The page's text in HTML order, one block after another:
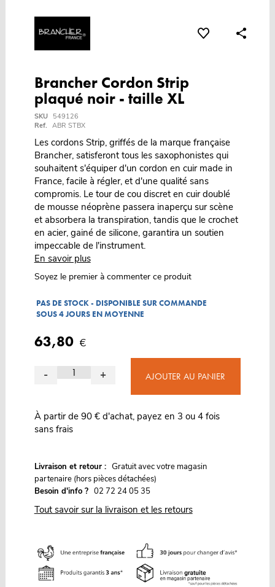
Brancher Cordon Strip
plaqué noir - taille XL
SKU
549126
Ref. ABR STBX
Les cordons Strip, griffés de la marque française
Brancher, satisferont tous les saxophonistes qui
souhaitent s'équiper d'un cordon en cuir made in
France, facile à régler, et d'une qualité sans
compromis. Le tour de cou discret en cuir doublé
de mousse néoprène passera inaperçu sur scène
et absorbera la transpiration, tandis que le crochet
en acier, gainé de silicone, garantira un soutien
impeccable de l'instrument.
En savoir plus
Soyez le premier à commenter ce produit
PAS DE STOCK - DISPONIBLE SUR COMMANDE
SOUS 4 JOURS EN MOYENNE
63,80 €
- + AJOUTER AU PANIER
À partir de 90 € d'achat, payez en 3 ou 4 fois
sans frais
Livraison et retour : Gratuit avec votre magasin
partenaire (hors pièces détachées)
Besoin d'info ? 02 72 24 05 35
Tout savoir sur la livraison et les retours